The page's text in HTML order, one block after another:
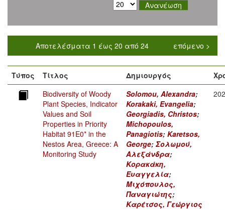
Αποτελέσματα 1 έως 20 από 24 επόμενο >
Τύπος Τίτλος Δημιουργός
Biodiversity of Woody
Plant Species, Indicator
Values and Soil
Properties in Priority
Habitat 91E0* in the
Nestos Area, Greece: A
Monitoring Study
Solomou, Alexandra;
Korakaki, Evangelia;
Georgiadis, Christos;
Michopoulos,
Panagiotis; Karetsos,
George; Σολωμού,
Αλεξάνδρα;
Κορακάκη,
Ευαγγελία;
Μιχόπουλος,
Παναγιώτης;
Καρέτσος, Γεώργιος